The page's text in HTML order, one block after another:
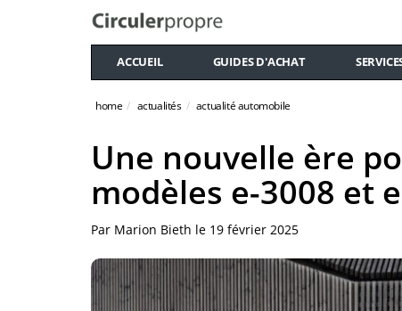
ACCUEIL GUIDES D'ACHAT
home actualités actualité automobile
Une nouvelle ère
modèles e-3008 et
Par Marion Bieth le 19 février 2025